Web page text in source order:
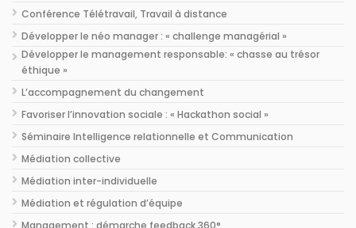
Conférence Télétravail, Travail à distance
Développer le néo manager : « challenge managérial »
Développer le management responsable: « chasse au trésor
éthique »
L’accompagnement du changement
Favoriser l’innovation sociale : « Hackathon social »
Séminaire Intelligence relationnelle et Communication
Médiation collective
Médiation inter-individuelle
Médiation et régulation d’équipe